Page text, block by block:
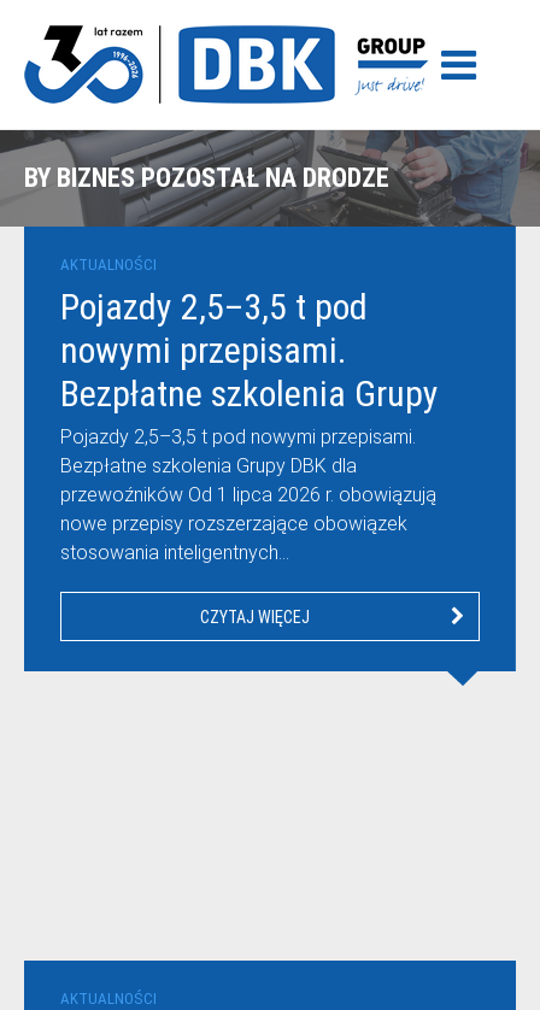
BY BIZNES POZOSTAŁ NA DRODZE
AKTUALNOŚCI
Pojazdy 2,5–3,5 t pod
nowymi przepisami.
Bezpłatne szkolenia Grupy
DBK dla przewoźników
Pojazdy 2,5–3,5 t pod nowymi przepisami.
Bezpłatne szkolenia Grupy DBK dla
przewoźników Od 1 lipca 2026 r. obowiązują
nowe przepisy rozszerzające obowiązek
stosowania inteligentnych…
CZYTAJ WIĘCEJ
AKTUALNOŚCI